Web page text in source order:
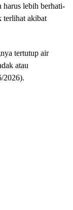
harus lebih berhati-
terlihat akibat
tertutup air
atau
2026).